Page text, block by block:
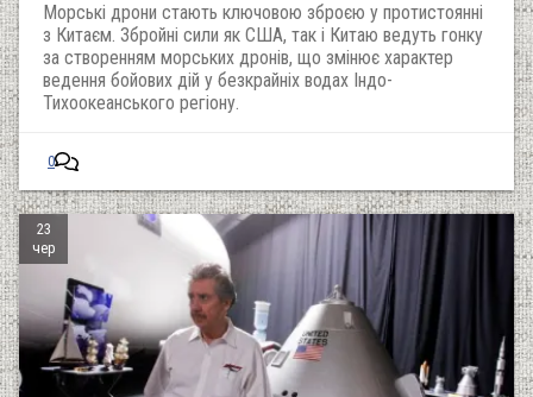
Морські дрони стають ключовою зброєю у протистоянні
з Китаєм. Збройні сили як США, так і Китаю ведуть гонку
за створенням морських дронів, що змінює характер
ведення бойових дій у безкрайніх водах Індо-
Тихоокеанського регіону.
0
23
чер